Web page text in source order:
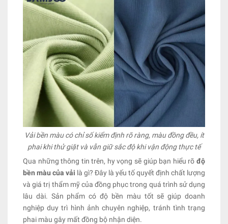
Vải bền màu có chỉ số kiểm định rõ ràng, màu đồng đều, ít
phai khi thử giặt và vẫn giữ sắc độ khi vận động thực tế
Qua những thông tin trên, hy vọng sẽ giúp bạn hiểu rõ độ
bền màu của vải là gì? Đây là yếu tố quyết định chất lượng
và giá trị thẩm mỹ của đồng phục trong quá trình sử dụng
lâu dài. Sản phẩm có độ bền màu tốt sẽ giúp doanh
nghiệp duy trì hình ảnh chuyên nghiệp, tránh tình trạng
phai màu gây mất đồng bộ nhận diện.